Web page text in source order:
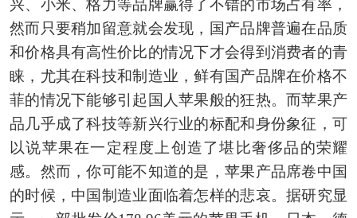
兴、小米、格力等品牌赢得了不错的市场占有率，
然而只要稍加留意就会发现，国产品牌普遍在品质
和价格具有高性价比的情况下才会得到消费者的青
睐，尤其在科技和制造业，鲜有国产品牌在价格不
菲的情况下能够引起国人苹果般的狂热。而苹果产
品几乎成了科技等新兴行业的标配和身份象征，可
以说苹果在一定程度上创造了堪比奢侈品的荣耀
感。然而，你可能不知道的是，苹果产品席卷中国
的时候，中国制造业面临着怎样的悲哀。据研究显